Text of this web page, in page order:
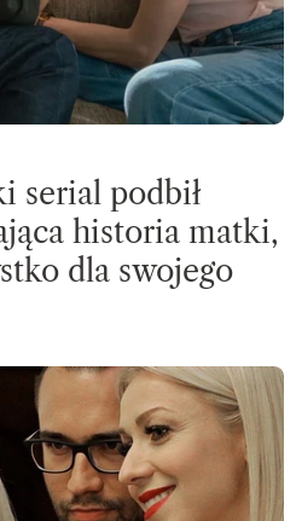
serial podbił
historia matki,
dla swojego